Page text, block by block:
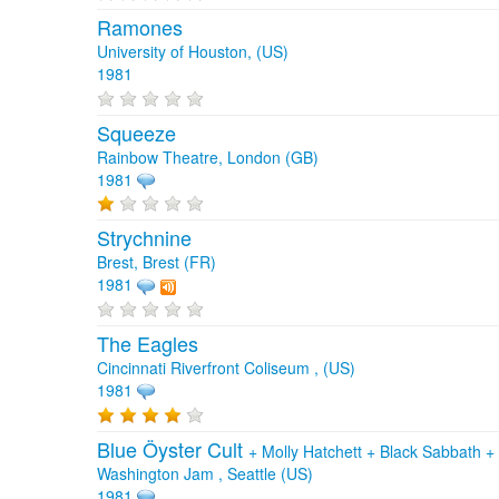
Ramones
University of Houston, (US)
1981
Squeeze
Rainbow Theatre, London (GB)
1981
Strychnine
Brest, Brest (FR)
1981
The Eagles
Cincinnati Riverfront Coliseum , (US)
1981
Blue Öyster Cult + Molly Hatchett + Black Sabbath +
Washington Jam , Seattle (US)